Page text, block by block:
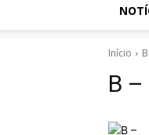
Início
B –